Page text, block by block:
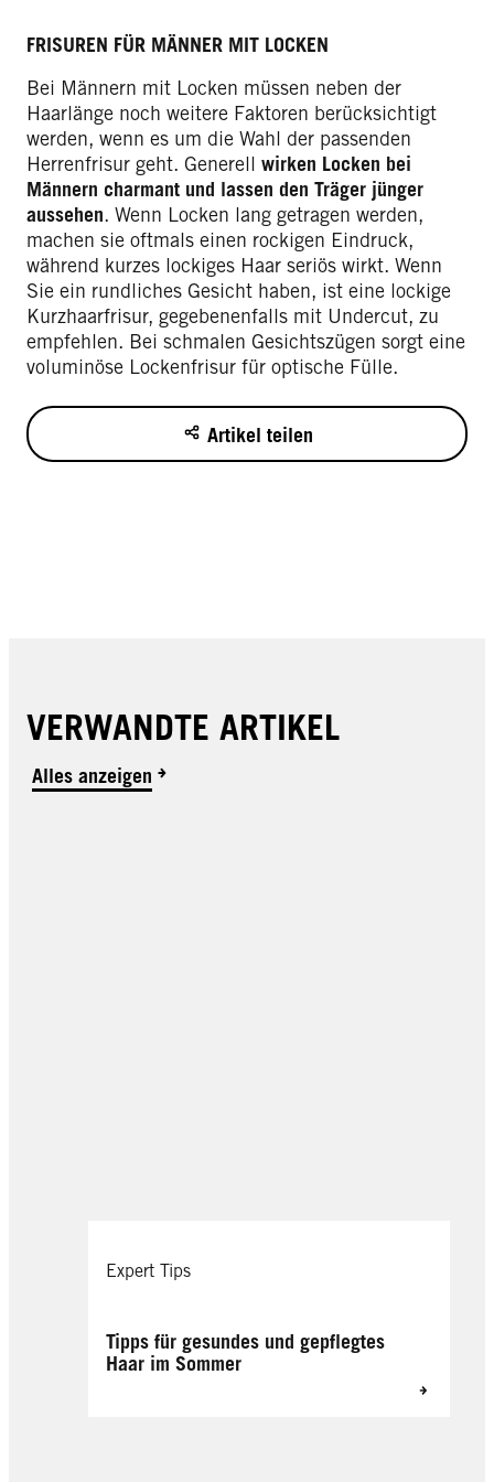
FRISUREN FÜR MÄNNER MIT LOCKEN
Bei Männern mit Locken müssen neben der
Haarlänge noch weitere Faktoren berücksichtigt
werden, wenn es um die Wahl der passenden
Herrenfrisur geht. Generell wirken Locken bei
Männern charmant und lassen den Träger jünger
aussehen. Wenn Locken lang getragen werden,
machen sie oftmals einen rockigen Eindruck,
während kurzes lockiges Haar seriös wirkt. Wenn
Sie ein rundliches Gesicht haben, ist eine lockige
Kurzhaarfrisur, gegebenenfalls mit Undercut, zu
empfehlen. Bei schmalen Gesichtszügen sorgt eine
voluminöse Lockenfrisur für optische Fülle.
Artikel teilen
VERWANDTE ARTIKEL
Alles anzeigen
Expert Tips
Tipps für gesundes und gepflegtes
Haar im Sommer